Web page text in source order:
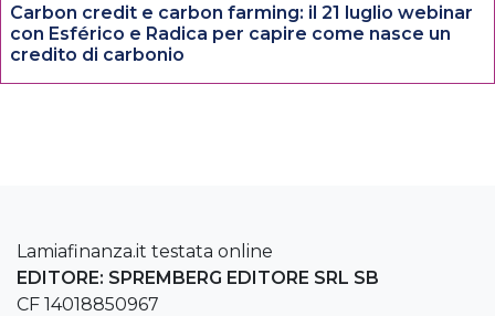
Carbon credit e carbon farming: il 21 luglio webinar
con Esférico e Radica per capire come nasce un
credito di carbonio
Lamiafinanza.it testata online
EDITORE: SPREMBERG EDITORE SRL SB
CF 14018850967